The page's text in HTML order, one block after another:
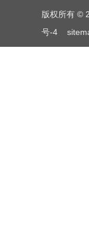
版权所有 ©
号-4